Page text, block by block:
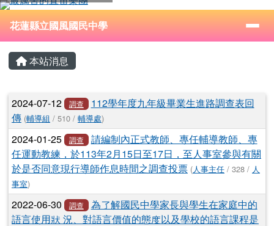
跳至主內容區
花蓮縣立國風國民中學
⏸
導覽列
花蓮縣立國風國民中學
主內容區域
本站消息
文章列表
2024-07-12 調查
112學年度九年級畢業生進路調查表回
傳 (輔導組 / 510 / 輔導處)
2024-01-25 調查
請編制內正式教師、專任輔導教師、專
任運動教練，於113年2月15日至17日，至人事室參與有關
於是否同意現行導師作息時間之調查投票 (人事主任 / 328 / 人
事室)
2022-06-30 調查
為了解國民中學家長與學生在家庭中的
語言使用狀 況、對語言價值的態度以及學校的語言課程是
頁尾區域